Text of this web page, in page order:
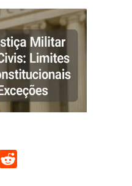
Pinterest